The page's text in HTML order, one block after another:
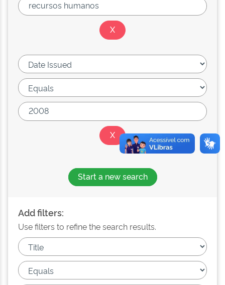
Start a new search
Add filters:
Use filters to refine the search results.